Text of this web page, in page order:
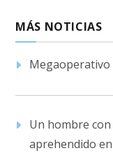
MÁS NOTICIAS
Megaoperativo
Un hombre
aprehendido